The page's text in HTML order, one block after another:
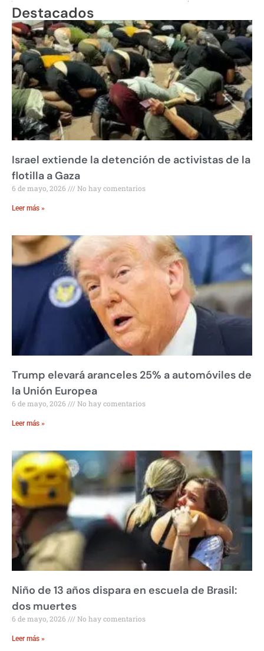
Destacados
Israel extiende la detención de activistas de la
flotilla a Gaza
6 de mayo, 2026 No hay comentarios
Leer más »
Trump elevará aranceles 25% a automóviles de
la Unión Europea
6 de mayo, 2026 No hay comentarios
Leer más »
Niño de 13 años dispara en escuela de Brasil:
dos muertes
6 de mayo, 2026 No hay comentarios
Leer más »